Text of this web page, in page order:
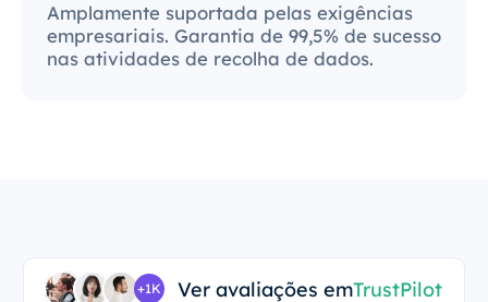
Amplamente suportada pelas exigências
empresariais. Garantia de 99,5% de sucesso
nas atividades de recolha de dados.
+1K Ver avaliações emTrustPilot